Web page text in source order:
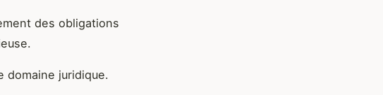
des obligations
domaine juridique.